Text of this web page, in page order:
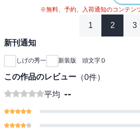
※無料、予約、入荷通知のコンテン
1 2 3
新刊通知
しげの秀一 新装版 頭文字Ｄ
この作品のレビュー （0件）
平均 --